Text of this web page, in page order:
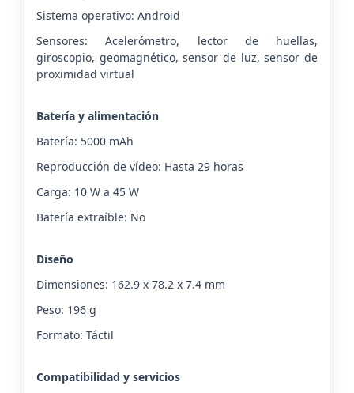
Sistema operativo: Android
Sensores: Acelerómetro, lector de huellas,
giroscopio, geomagnético, sensor de luz, sensor de
proximidad virtual
Batería y alimentación
Batería: 5000 mAh
Reproducción de vídeo: Hasta 29 horas
Carga: 10 W a 45 W
Batería extraíble: No
Diseño
Dimensiones: 162.9 x 78.2 x 7.4 mm
Peso: 196 g
Formato: Táctil
Compatibilidad y servicios